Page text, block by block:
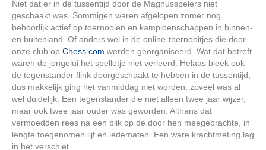
Niet dat er in de tussentijd door de Magnusspelers niet
geschaakt was. Sommigen waren afgelopen zomer nog
behoorlijk actief op toernooien en kampioenschappen in binnen-
en buitenland. Of anders wel in de online-toernooitjes die door
onze club op Chess.com werden georganiseerd. Wat dat betreft
waren de jongelui het spelletje niet verleerd. Helaas bleek ook
de tegenstander flink doorgeschaakt te hebben in de tussentijd,
dus makkelijk ging het vanmiddag niet worden, zoveel was al
wel duidelijk. Een tegenstander die niet alleen twee jaar wijzer,
maar ook twee jaar ouder was geworden. Althans dat
vermoedden rees na een blik op de door hen meegebrachte, in
lengte toegenomen lijf en ledematen. Een ware krachtmeting lag
in het verschiet.